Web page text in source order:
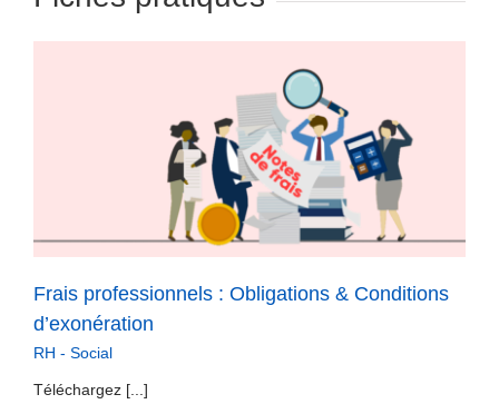
Frais professionnels : Obligations & Conditions
d’exonération
RH - Social
Téléchargez [...]